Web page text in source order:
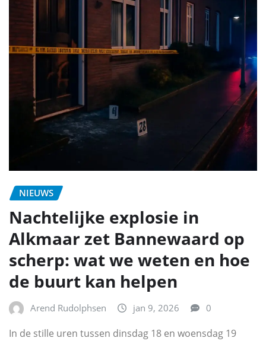
NIEUWS
Nachtelijke explosie in
Alkmaar zet Bannewaard op
scherp: wat we weten en hoe
de buurt kan helpen
Arend Rudolphsen jan 9, 2026 0
In de stille uren tussen dinsdag 18 en woensdag 19